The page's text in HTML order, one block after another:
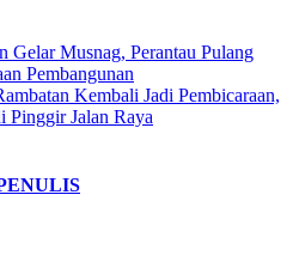
Gelar Musnag, Perantau Pulang
Pembangunan
Kembali Jadi Pembicaraan,
Pinggir Jalan Raya